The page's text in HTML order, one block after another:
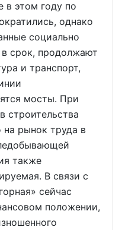
в этом году по
однако
социально
срок, продолжают
и транспорт,
мосты. При
строительства
на рынок труда в
также
В связи с
сейчас
положении,